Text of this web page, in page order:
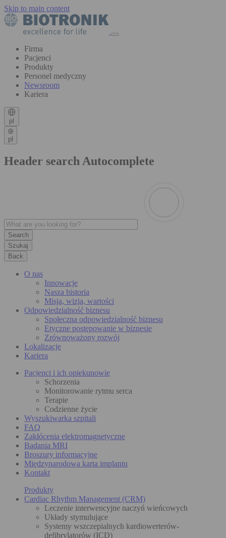
Skip to main content
Firma
Pacjenci
Produkty
Personel medyczny
Newsroom
Kariera
pl
pl
Header search Autocomplete
Szukaj
Back
O nas
Innowacje
Nasza historia
Misja, wizja, wartości
Odpowiedzialność biznesu
Społeczna odpowiedzialność biznesu
Etyczne postępowanie w biznesie
Zrównoważony rozwój
Lokalizacje
Kariera
Pacjenci i ich opiekunowie
Schorzenia
Monitorowanie rytmu serca
Terapie
Codzienne życie
Wyszukiwarka szpitali
FAQ
Zakłócenia elektromagnetyczne
Badania MRI
Broszury informacyjne
Międzynarodowa karta implantu
Kontakt
Produkty
Cardiac Rhythm Management (CRM)
Leczenie interwencyjne naczyń wieńcowych
Układy stymulujące
Systemy wszczepialnych kardiowerterów-
defibrylatorów (ICD)